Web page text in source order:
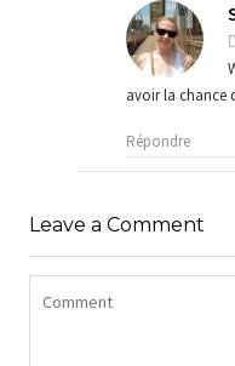
avoir la chance
Répondre
Leave a Comment